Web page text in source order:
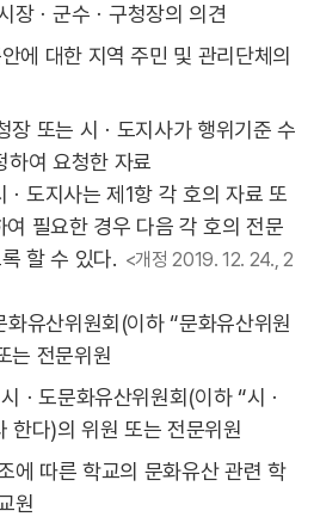
장ㆍ군수ㆍ구청장의 의견
에 대한 지역 주민 및 관리단체의
장 또는 시ㆍ도지사가 행위기준 수
하여 요청한 자료
도지사는 제1항 각 호의 자료 또
필요한 경우 다음 각 호의 전문
할 수 있다. <개정 2019. 12. 24., 2
유산위원회(이하 “문화유산위원
는 전문위원
ㆍ도문화유산위원회(이하 “시ㆍ
한다)의 위원 또는 전문위원
조에 따른 학교의 문화유산 관련 학
원